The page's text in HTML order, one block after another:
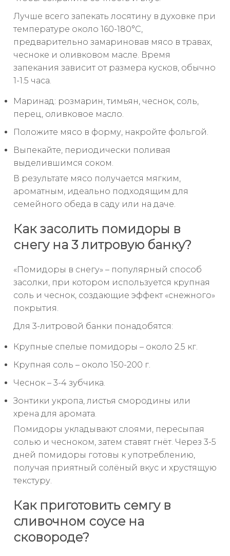
Лучше всего запекать лосятину в духовке при
температуре около 160-180°C,
предварительно замариновав мясо в травах,
чесноке и оливковом масле. Время
запекания зависит от размера кусков, обычно
1-1.5 часа.
Маринад: розмарин, тимьян, чеснок, соль,
перец, оливковое масло.
Положите мясо в форму, накройте фольгой.
Выпекайте, периодически поливая
выделившимся соком.
В результате мясо получается мягким,
ароматным, идеально подходящим для
семейного обеда в саду или на даче.
Как засолить помидоры в
снегу на 3 литровую банку?
«Помидоры в снегу» – популярный способ
засолки, при котором используется крупная
соль и чеснок, создающие эффект «снежного»
покрытия.
Для 3-литровой банки понадобятся:
Крупные спелые помидоры – около 2.5 кг.
Крупная соль – около 150-200 г.
Чеснок – 3-4 зубчика.
Зонтики укропа, листья смородины или
хрена для аромата.
Помидоры укладывают слоями, пересыпая
солью и чесноком, затем ставят гнёт. Через 3-5
дней помидоры готовы к употреблению,
получая приятный солёный вкус и хрустящую
текстуру.
Как приготовить семгу в
сливочном соусе на
сковороде?